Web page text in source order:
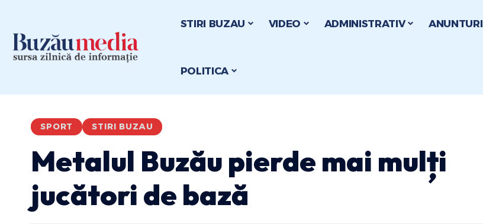
STIRI BUZAU VIDEO ADMINISTRATIV ANUNTURI
POLITICA
SPORT STIRI BUZAU
Metalul Buzău pierde mai mulți
jucători de bază